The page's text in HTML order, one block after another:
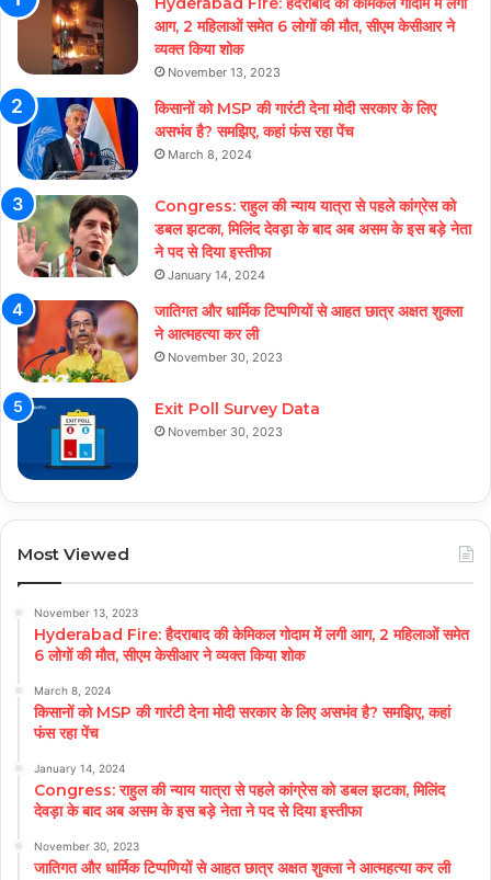
आग, 2 महिलाओं समेत 6 लोगों की मौत, सीएम केसीआर ने
व्यक्त किया शोक
November 13, 2023
किसानों को MSP की गारंटी देना मोदी सरकार के लिए
असभंव है? समझिए, कहां फंस रहा पेंच
March 8, 2024
Congress: राहुल की न्याय यात्रा से पहले कांग्रेस को
डबल झटका, मिलिंद देवड़ा के बाद अब असम के इस बड़े नेता
ने पद से दिया इस्तीफा
January 14, 2024
जातिगत और धार्मिक टिप्पणियों से आहत छात्र अक्षत शुक्ला
ने आत्महत्या कर ली
November 30, 2023
Exit Poll Survey Data
November 30, 2023
Most Viewed
November 13, 2023
Hyderabad Fire: हैदराबाद की केमिकल गोदाम में लगी आग, 2 महिलाओं समेत
6 लोगों की मौत, सीएम केसीआर ने व्यक्त किया शोक
March 8, 2024
किसानों को MSP की गारंटी देना मोदी सरकार के लिए असभंव है? समझिए, कहां
फंस रहा पेंच
January 14, 2024
Congress: राहुल की न्याय यात्रा से पहले कांग्रेस को डबल झटका, मिलिंद
देवड़ा के बाद अब असम के इस बड़े नेता ने पद से दिया इस्तीफा
November 30, 2023
जातिगत और धार्मिक टिप्पणियों से आहत छात्र अक्षत शुक्ला ने आत्महत्या कर ली